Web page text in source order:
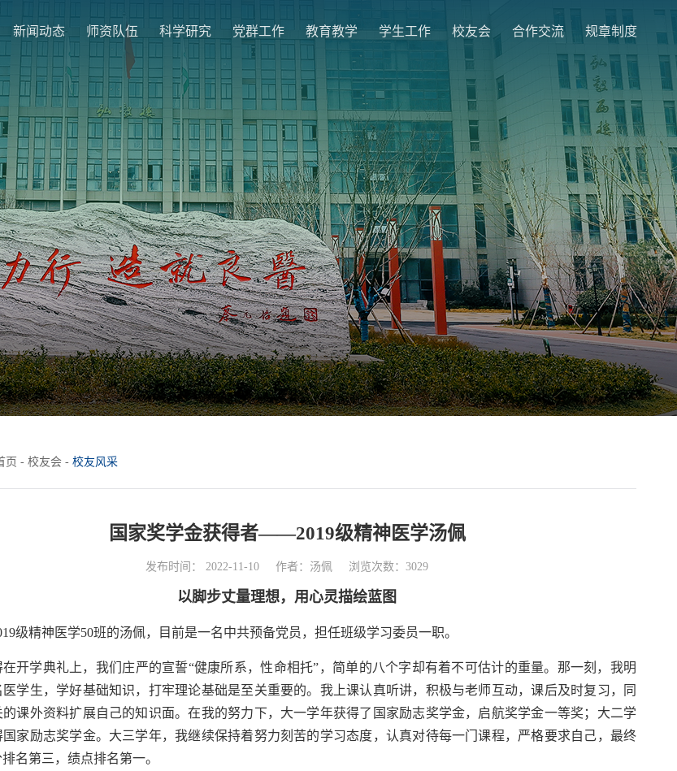
新闻动态 师资队伍 科学研究 党群工作 教育教学 学生工作 校友会 合作交流 规章制度
页 - 校友会 - 校友风采
国家奖学金获得者——2019级精神医学汤佩
发布时间： 2022-11-10 作者：汤佩 浏览次数：3029
以脚步丈量理想，用心灵描绘蓝图
级精神医学50班的汤佩，目前是一名中共预备党员，担任班级学习委员一职。
在开学典礼上，我们庄严的宣誓“健康所系，性命相托”，简单的八个字却有着不可估计的重量。那一刻，我明
医学生，学好基础知识，打牢理论基础是至关重要的。我上课认真听讲，积极与老师互动，课后及时复习，同
的课外资料扩展自己的知识面。在我的努力下，大一学年获得了国家励志奖学金，启航奖学金一等奖；大二学
家励志奖学金。大三学年，我继续保持着努力刻苦的学习态度，认真对待每一门课程，严格要求自己，最终
名第三，绩点排名第一。